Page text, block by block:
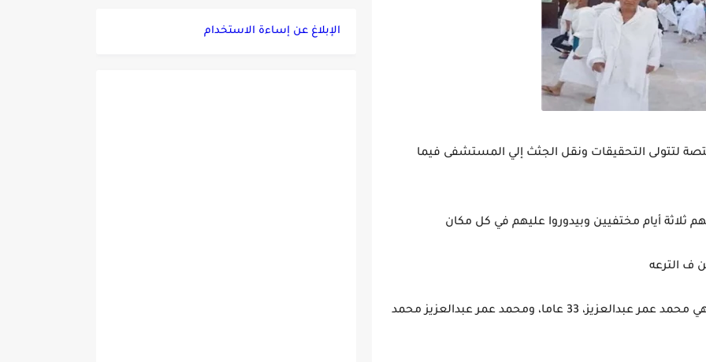
لتتولى التحقيقات ونقل الجثث إلي المستشفى فيما
ثلاثة أيام مختفيين وبيدوروا عليهم في كل مكان
هم: محمود بسيوني محمد إبراهيم، 43 عاما، وباهي محمد عمر عبدالعزيز، 33 عاما، ومحمد عمر عبدالعزيز محمد
الإبلاغ عن إساءة الاستخدام